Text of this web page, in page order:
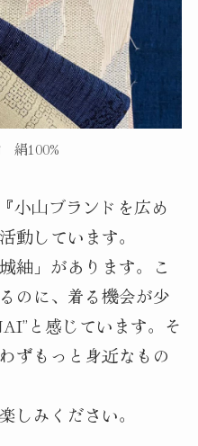
絹100%
小山ブランドを広め
動しています。
紬」があります。こ
のに、着る機会が少
と感じています。そ
ずもっと身近なもの
しみください。